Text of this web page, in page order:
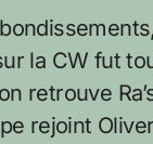
la CW fut
retrouve
rejoint